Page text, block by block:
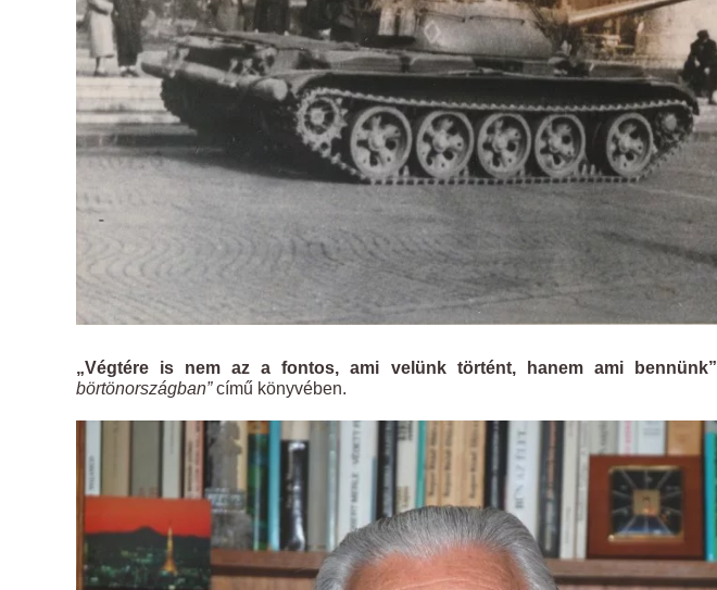
„Végtére is nem az a fontos, ami velünk történt, hanem ami bennünk”
börtönországban”című könyvében.